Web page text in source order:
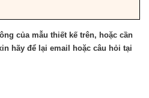
của mẫu thiết kế trên, hoặc cần
hãy để lại email hoặc câu hỏi tại